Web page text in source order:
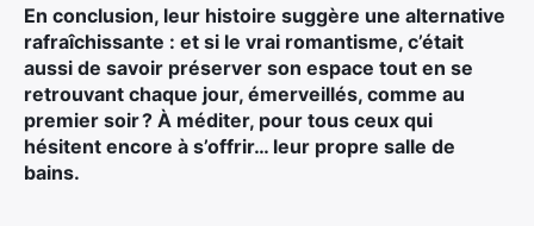
En conclusion, leur histoire suggère une alternative
rafraîchissante : et si le vrai romantisme, c’était
aussi de savoir préserver son espace tout en se
retrouvant chaque jour, émerveillés, comme au
premier soir ? À méditer, pour tous ceux qui
hésitent encore à s’offrir… leur propre salle de
bains.